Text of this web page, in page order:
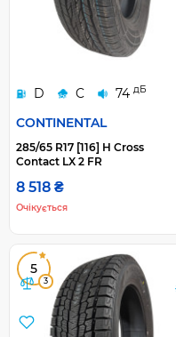
D C 74 дБ
CONTINENTAL
285/65 R17 [116] H Cross
Contact LX 2 FR
8 518 ₴
Очікується
5
3